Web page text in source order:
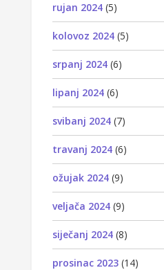
rujan 2024 (5)
kolovoz 2024 (5)
srpanj 2024 (6)
lipanj 2024 (6)
svibanj 2024 (7)
travanj 2024 (6)
ožujak 2024 (9)
veljača 2024 (9)
siječanj 2024 (8)
prosinac 2023 (14)